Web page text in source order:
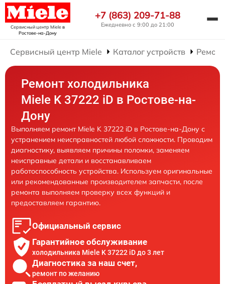
Сервисный центр Mieleв
Ростове-на-Дону
+7 (863) 209-71-88
Ежедневно с 9:00 до 21:00
Сервисный центр Miele Каталог устройств
Ремонт холодильника
Miele K 37222 iD в Ростове-на-
Дону
Выполняем ремонт Miele K 37222 iD в Ростове-на-Дону с
устранением неисправностей любой сложности. Проводим
диагностику, выявляем причины поломки, заменяем
неисправные детали и восстанавливаем
работоспособность устройства. Используем оригинальные
или рекомендованные производителем запчасти, после
ремонта выполняем проверку всех функций и
предоставляем гарантию.
Официальный сервис
Гарантийное обслуживание
холодильника Miele K 37222 iD до 3 лет
Диагностика за наш счет,
ремонт по желанию